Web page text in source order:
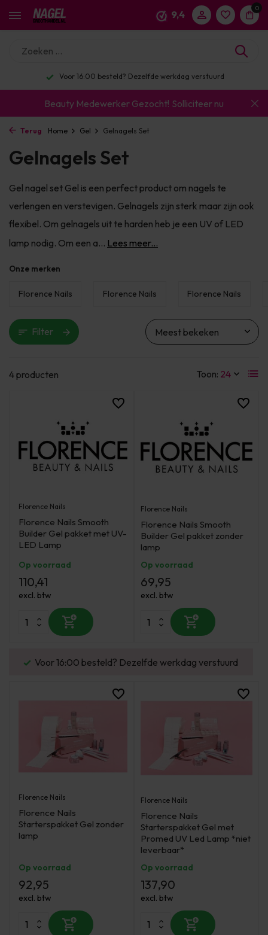
9,4
0
Voor 16:00 besteld? Dezelfde werkdag verstuurd
Beauty Medewerker Gezocht! Solliciteer nu
Terug Home Gel Gelnagels Set
Gelnagels Set
Gel nagel set Gel is een perfect product om nagels te
verlengen en verstevigen. Gelnagels zijn sterk maar zijn ook
flexibel. Om gelnagels uit te harden heb je een UV of LED
lamp nodig. Om een a... Lees meer...
Onze merken
Florence Nails Florence Nails Florence Nails
Filter
4 producten Toon:
Florence Nails
Florence Nails Smooth
Builder Gel pakket met UV-
LED Lamp
Op voorraad
110,41
excl. btw
Florence Nails
Florence Nails Smooth
Builder Gel pakket zonder
lamp
Op voorraad
69,95
excl. btw
Voor 16:00 besteld? Dezelfde werkdag verstuurd
Florence Nails
Florence Nails
Starterspakket Gel zonder
lamp
Op voorraad
92,95
excl. btw
Florence Nails
Florence Nails
Starterspakket Gel met
Promed UV Led Lamp *niet
leverbaar*
Op voorraad
137,90
excl. btw